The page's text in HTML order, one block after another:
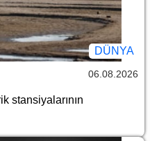
DÜNYA
06.08.2026
stansiyalarının